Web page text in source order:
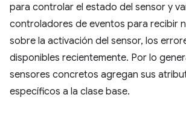
para controlar el estado del sensor y
controladores de eventos para recibir
sobre la activación del sensor, los
disponibles recientemente. Por lo
sensores concretos agregan sus
específicos a la clase base.